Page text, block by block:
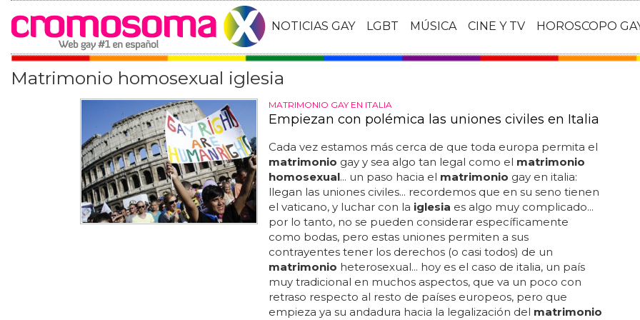
NOTICIAS GAY LGBT MÚSICA CINE Y TV HOROSCOPO
Matrimonio homosexual iglesia
MATRIMONIO GAY EN ITALIA
Empiezan con polémica las uniones civiles en Italia
Cada vez estamos más cerca de que toda europa permita el
matrimonio gay y sea algo tan legal como el matrimonio
homosexual... un paso hacia el matrimonio gay en italia:
llegan las uniones civiles... recordemos que en su seno tienen
el vaticano, y luchar con la iglesia es algo muy complicado...
por lo tanto, no se pueden considerar específicamente
como bodas, pero estas uniones permiten a sus
contrayentes tener los derechos (o casi todos) de un
matrimonio heterosexual... hoy es el caso de italia, un país
muy tradicional en muchos aspectos, que va un poco con
retraso respecto al resto de países europeos, pero que
empieza ya su andadura hacia la legalización del matrimonio